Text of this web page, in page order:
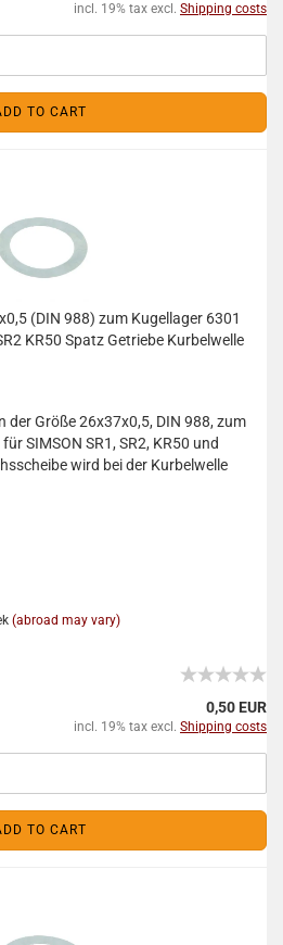
incl. 19% tax excl. Shipping costs
TO CART
(DIN 988) zum Kugellager 6301
KR50 Spatz Getriebe Kurbelwelle
der Größe 26x37x0,5, DIN 988, zum
SIMSON SR1, SR2, KR50 und
wird bei der Kurbelwelle
(abroad may vary)
0,50 EUR
incl. 19% tax excl. Shipping costs
TO CART